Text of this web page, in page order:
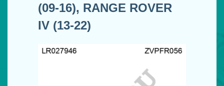
(09-16), RANGE ROVER
IV (13-22)